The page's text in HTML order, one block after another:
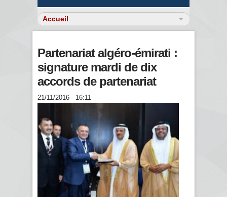
Partenariat algéro-émirati :
signature mardi de dix
accords de partenariat
21/11/2016 - 16:11